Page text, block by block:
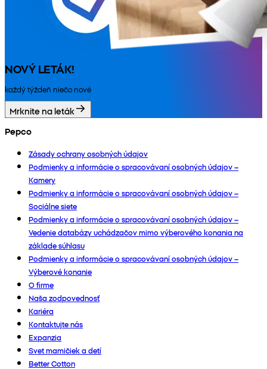
NOVÝ LETÁK!
každý týždeň niečo nové
Mrknite na leták
Pepco
Zásady ochrany osobných údajov
Podmienky a informácie o spracovávaní osobných údajov –
Kamery
Podmienky a informácie o spracovávaní osobných údajov –
Sociálne siete
Podmienky a informácie o spracovávaní osobných údajov –
Vedenie databázy uchádzačov mimo výberového konania na
základe súhlasu
Podmienky a informácie o spracovávaní osobných údajov –
Výberové konanie
O firme
Naša zodpovednosť
Kariéra
Kontaktujte nás
Expanzia
Svet mamičiek a detí
Better Cotton